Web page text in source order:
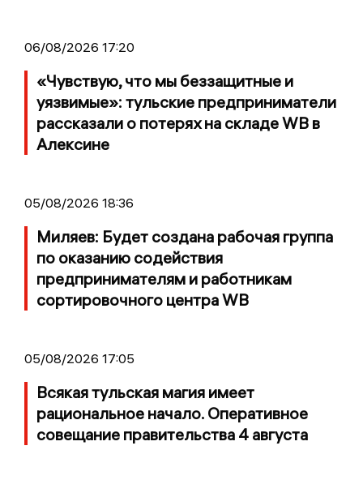
06/08/2026 17:20
«Чувствую, что мы беззащитные и
уязвимые»: тульские предприниматели
рассказали о потерях на складе WB в
Алексине
05/08/2026 18:36
Миляев: Будет создана рабочая группа
по оказанию содействия
предпринимателям и работникам
сортировочного центра WB
05/08/2026 17:05
Всякая тульская магия имеет
рациональное начало. Оперативное
совещание правительства 4 августа